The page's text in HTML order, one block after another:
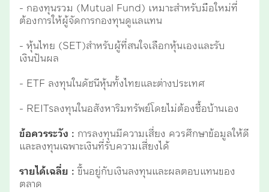
- กองทุนรวม (Mutual Fund) เหมาะสำหรับมือใหม่ที่
ต้องการให้ผู้จัดการกองทุนดูแลแทน
- หุ้นไทย (SET)สำหรับผู้ที่สนใจเลือกหุ้นเองและรับ
เงินปันผล
- ETF ลงทุนในดัชนีหุ้นทั้งไทยและต่างประเทศ
- REITsลงทุนในอสังหาริมทรัพย์โดยไม่ต้องซื้อบ้านเอง
ข้อควรระวัง : การลงทุนมีความเสี่ยง ควรศึกษาข้อมูลให้ดี
และลงทุนเฉพาะเงินที่รับความเสี่ยงได้
รายได้เฉลี่ย : ขึ้นอยู่กับเงินลงทุนและผลตอบแทนของ
ตลาด